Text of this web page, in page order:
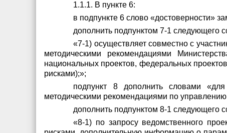
1.1.1. В пункте 6:
в подпункте 6 слово «достоверности»
дополнить подпунктом 7-1 следующего
«7-1) осуществляет совместно с
методическими рекомендациями
национальных проектов, федеральных
рисками);»;
подпункт 8 дополнить словами
методическими рекомендациями по
дополнить подпунктом 8-1 следующего
«8-1) по запросу ведомственного